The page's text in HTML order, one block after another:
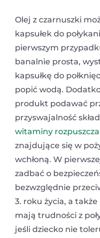
Olej z czarnuszki
kapsułek do
pierwszym
banalnie prosta,
kapsułkę do
popić wodą.
produkt podawać
przyswajalność
witaminy
znajdujące się w
wchłoną. W
zadbać o
bezwzględnie
3. roku życia, a
mają trudności z
jeśli dziecko nie